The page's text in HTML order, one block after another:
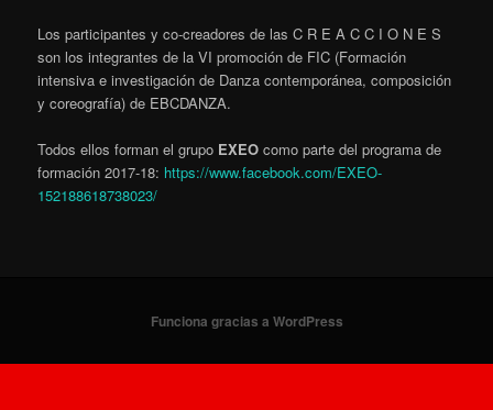
Los participantes y co-creadores de las C R E A C C I O N E S
son los integrantes de la VI promoción de FIC (Formación
intensiva e investigación de Danza contemporánea, composición
y coreografía) de EBCDANZA.
Todos ellos forman el grupo EXEO como parte del programa de
formación 2017-18: https://www.facebook.com/EXEO-
152188618738023/
Funciona gracias a WordPress